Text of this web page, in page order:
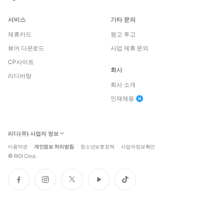
서비스
제휴카드
뷰어 다운로드
CP사이트
리디바탕
기타 문의
원고 투고
사업 제휴 문의
회사
회사 소개
인재채용
리디(주) 사업자 정보
이용약관 개인정보 처리방침 청소년보호정책 사업자정보확인
© RIDI Corp.
페
이
인
스
트
위
유
튜
틱
톡